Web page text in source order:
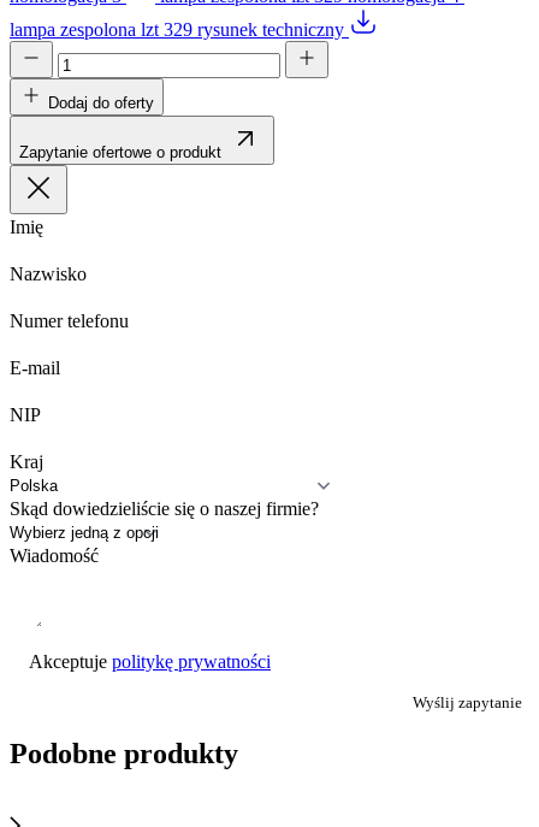
lampa zespolona lzt 329 rysunek techniczny
Dodaj do oferty
Zapytanie ofertowe o produkt
Imię
Nazwisko
Numer telefonu
E-mail
NIP
Kraj
Skąd dowiedzieliście się o naszej firmie?
Wiadomość
Akceptuje politykę prywatności
Wyślij zapytanie
Podobne produkty